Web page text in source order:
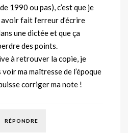
1990 ou pas), c’est que je
fait l’erreur d’écrire
une dictée et que ça
des points.
à retrouver la copie, je
ma maîtresse de l’époque
corriger ma note !
RÉPONDRE